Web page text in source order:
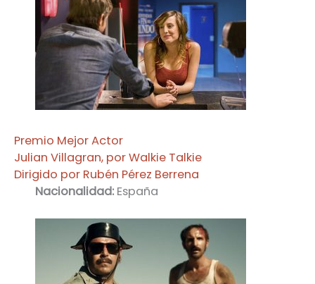
Premio Mejor Actor
Julian Villagran, porWalkie Talkie
Dirigido por Rubén Pérez Berrena
Nacionalidad: España